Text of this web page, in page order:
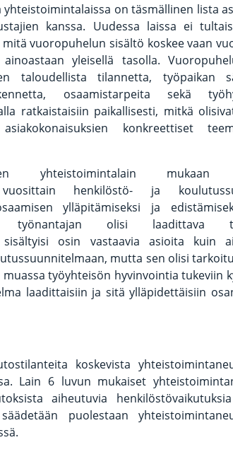
yhteistoimintalaissa on täsmällinen lista
kanssa. Uudessa laissa ei
vuoropuhelun sisältö koskee vaan
yleisellä tasolla.
taloudellista tilannetta, työpaikan
osaamistarpeita sekä
ratkaistaisiin paikallisesti, mitkä
konkreettiset
yhteistoimintalain mukaan
vuosittain henkilöstö- ja
ylläpitämiseksi ja
työnantajan olisi laadittava
osin vastaavia asioita kuin
mutta sen olisi
työyhteisön hyvinvointia tukeviin
laadittaisiin ja sitä ylläpidettäisiin
koskevista
Lain 6 luvun mukaiset
aiheutuvia
puolestaan